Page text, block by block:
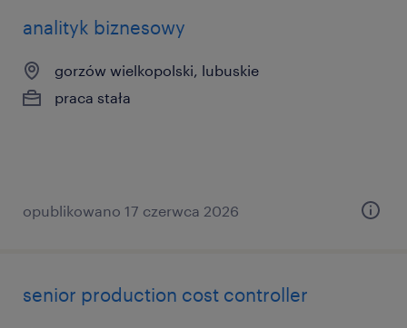
analityk biznesowy
gorzów wielkopolski, lubuskie
praca stała
opublikowano 17 czerwca 2026
senior production cost controller